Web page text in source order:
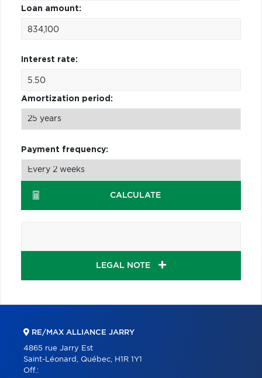
Loan amount:
Interest rate:
Amortization period:
Payment frequency:
CALCULATE
LEGAL NOTE
RE/MAX ALLIANCE JARRY
4865 rue Jarry Est
Saint-Léonard, Québec, H1R 1Y1
Off.: